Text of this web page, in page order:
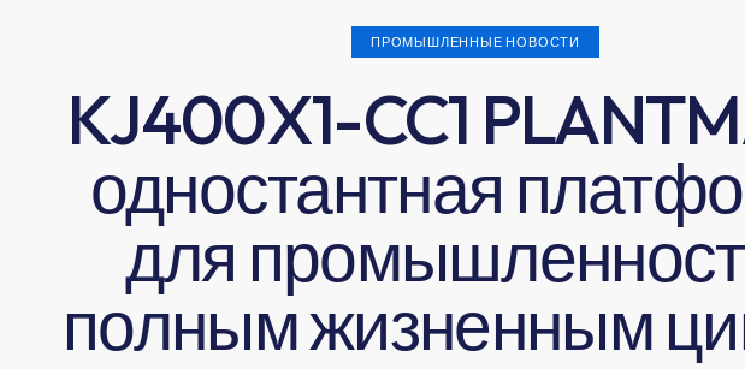
ПРОМЫШЛЕННЫЕ НОВОСТИ
KJ400X1-CC1
одностантная
для
полным жизненным